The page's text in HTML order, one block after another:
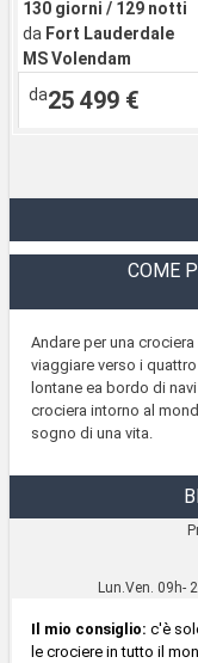
MS Volendam
da Fort Lauderdale
130 giorni / 129 notti
da25 499 €
COME
Andare per una
viaggiare verso i
lontane ea bordo di
crociera intorno al
sogno di una vita.
Lun.Ven. 09h-
Il mio consiglio: c'è
le crociere in tutto il